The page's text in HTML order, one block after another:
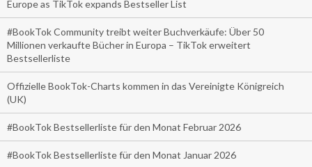
Europe as TikTok expands Bestseller List
#BookTok Community treibt weiter Buchverkäufe: Über 50
Millionen verkaufte Bücher in Europa – TikTok erweitert
Bestsellerliste
Offizielle BookTok-Charts kommen in das Vereinigte Königreich
(UK)
#BookTok Bestsellerliste für den Monat Februar 2026
#BookTok Bestsellerliste für den Monat Januar 2026